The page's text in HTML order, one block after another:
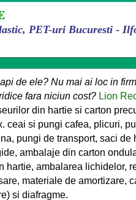
PET-uri Bucuresti -
de ele? Nu mai ai loc in
fara niciun cost? Lion
din hartie si carton
ceai si pungi cafea, plicuri,
pungi de transport, saci de
ambalaje din carton
hartie, ambalarea lichidelor,
materiale de amortizare,
si diafragme.